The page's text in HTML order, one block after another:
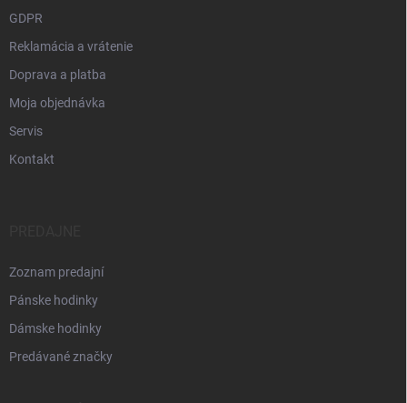
GDPR
Reklamácia a vrátenie
Doprava a platba
Moja objednávka
Servis
Kontakt
Zoznam predajní
Pánske hodinky
Dámske hodinky
Predávané značky